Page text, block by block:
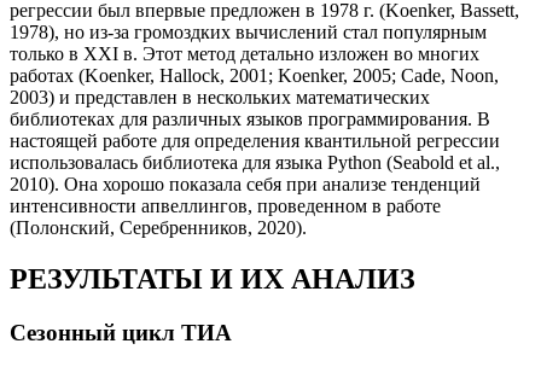
регрессии был впервые предложен в 1978 г. (Koenker, Bassett,
1978), но из-за громоздких вычислений стал популярным
только в XXI в. Этот метод детально изложен во многих
работах (Koenker, Hallock, 2001; Koenker, 2005; Cade, Noon,
2003) и представлен в нескольких математических
библиотеках для различных языков программирования. В
настоящей работе для определения квантильной регрессии
использовалась библиотека для языка Python (Seabold et al.,
2010). Она хорошо показала себя при анализе тенденций
интенсивности апвеллингов, проведенном в работе
(Полонский, Серебренников, 2020).
РЕЗУЛЬТАТЫ И ИХ АНАЛИЗ
Сезонный цикл ТИА